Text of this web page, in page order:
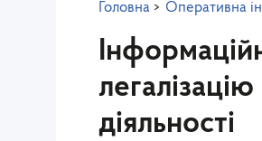
Головна > Оперативна
діяльності